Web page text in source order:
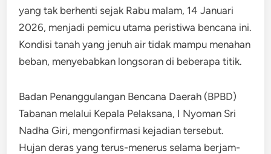
yang tak berhenti sejak Rabu malam, 14 Januari
2026, menjadi pemicu utama peristiwa bencana ini.
Kondisi tanah yang jenuh air tidak mampu menahan
beban, menyebabkan longsoran di beberapa titik.
Badan Penanggulangan Bencana Daerah (BPBD)
Tabanan melalui Kepala Pelaksana, I Nyoman Sri
Nadha Giri, mengonfirmasi kejadian tersebut.
Hujan deras yang terus-menerus selama berjam-